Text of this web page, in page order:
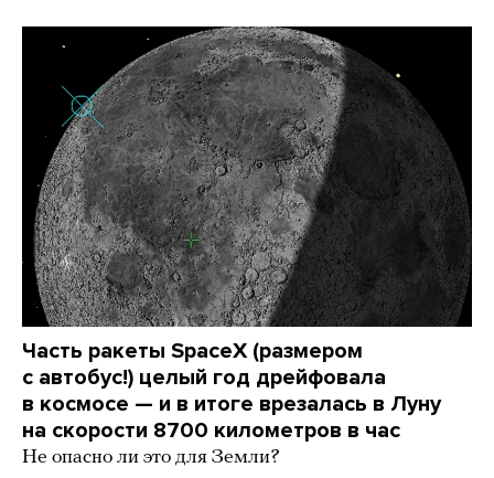
Часть ракеты SpaceX (размером
с автобус!) целый год дрейфовала
в космосе — и в итоге врезалась в Луну
на скорости 8700 километров в час
Не опасно ли это для Земли?